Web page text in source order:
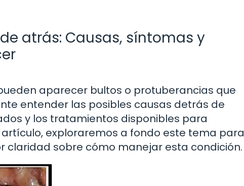
atrás: Causas, síntomas y
aparecer bultos o protuberancias que
entender las posibles causas detrás de
y los tratamientos disponibles para
exploraremos a fondo este tema para
sobre cómo manejar esta condición.